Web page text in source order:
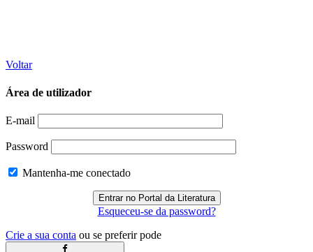
Voltar
Área de utilizador
E-mail
Password
Mantenha-me conectado
Esqueceu-se da password?
Crie a sua conta ou se preferir pode